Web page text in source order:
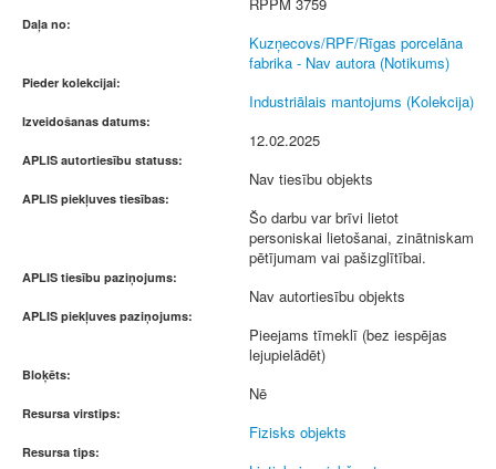
Daļa no:
Kuzņecovs/RPF/Rīgas porcelāna
fabrika - Nav autora (Notikums)
Pieder kolekcijai:
Industriālais mantojums (Kolekcija)
Izveidošanas datums:
12.02.2025
APLIS autortiesību statuss:
Nav tiesību objekts
APLIS piekļuves tiesības:
Šo darbu var brīvi lietot
personiskai lietošanai, zinātniskam
pētījumam vai pašizglītībai.
APLIS tiesību paziņojums:
Nav autortiesību objekts
APLIS piekļuves paziņojums:
Pieejams tīmeklī (bez iespējas
lejupielādēt)
Bloķēts:
Nē
Resursa virstips:
Fizisks objekts
Resursa tips: